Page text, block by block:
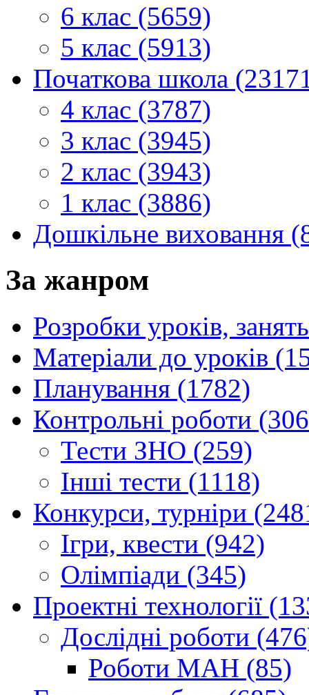
6 клас (5659)
5 клас (5913)
Початкова школа
4 клас (3787)
3 клас (3945)
2 клас (3943)
1 клас (3886)
Дошкільне виховання
За жанром
Розробки уроків,
Матеріали до уроків
Планування (1782)
Контрольні роботи
Тести ЗНО (259)
Інші тести (1118)
Конкурси, турніри
Ігри, квести (942)
Олімпіади (345)
Проектні технології
Дослідні роботи
Роботи МАН (85)